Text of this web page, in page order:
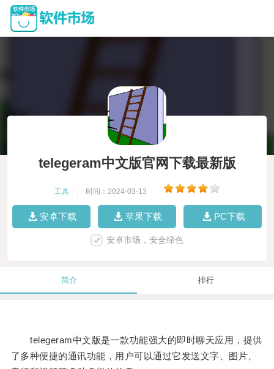
telegeram中文版官网下载最新版
工具 时间：2024-03-13
安卓下载 苹果下载 PC下载
安卓市场，安全绿色
简介 排行
telegeram中文版是一款功能强大的即时聊天应用，提供
了多种便捷的通讯功能，用户可以通过它发送文字、图片、